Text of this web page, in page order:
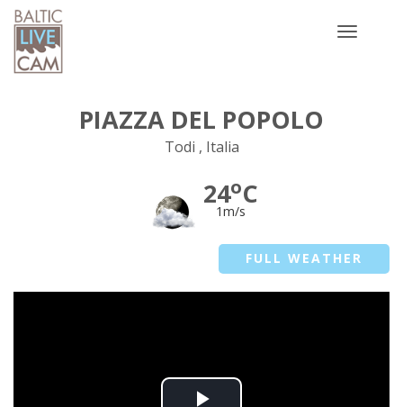
Toggle
PIAZZA DEL POPOLO
Todi , Italia
24oC
1m/s
FULL WEATHER